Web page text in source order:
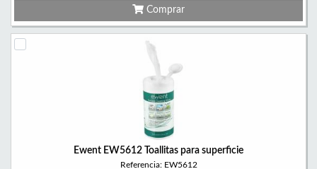
Comprar
Ewent EW5612 Toallitas para superficie
Referencia: EW5612